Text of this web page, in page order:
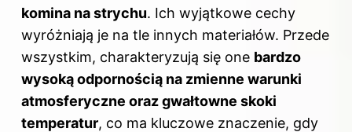
komina na strychu. Ich wyjątkowe cechy
wyróżniają je na tle innych materiałów. Przede
wszystkim, charakteryzują się one bardzo
wysoką odpornością na zmienne warunki
atmosferyczne oraz gwałtowne skoki
temperatur, co ma kluczowe znaczenie, gdy